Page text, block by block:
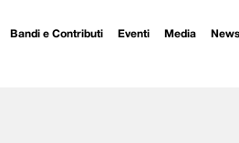
Bandi e Contributi Eventi Media News